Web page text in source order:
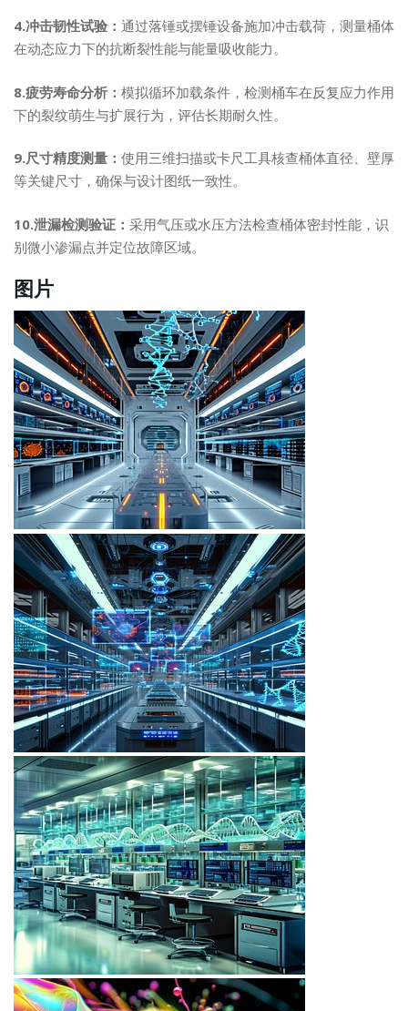
4.冲击韧性试验： 通过落锤或摆锤设备施加冲击载荷，测量桶体
在动态应力下的抗断裂性能与能量吸收能力。
8.疲劳寿命分析： 模拟循环加载条件，检测桶车在反复应力作用
下的裂纹萌生与扩展行为，评估长期耐久性。
9.尺寸精度测量： 使用三维扫描或卡尺工具核查桶体直径、壁厚
等关键尺寸，确保与设计图纸一致性。
10.泄漏检测验证： 采用气压或水压方法检查桶体密封性能，识
别微小渗漏点并定位故障区域。
图片